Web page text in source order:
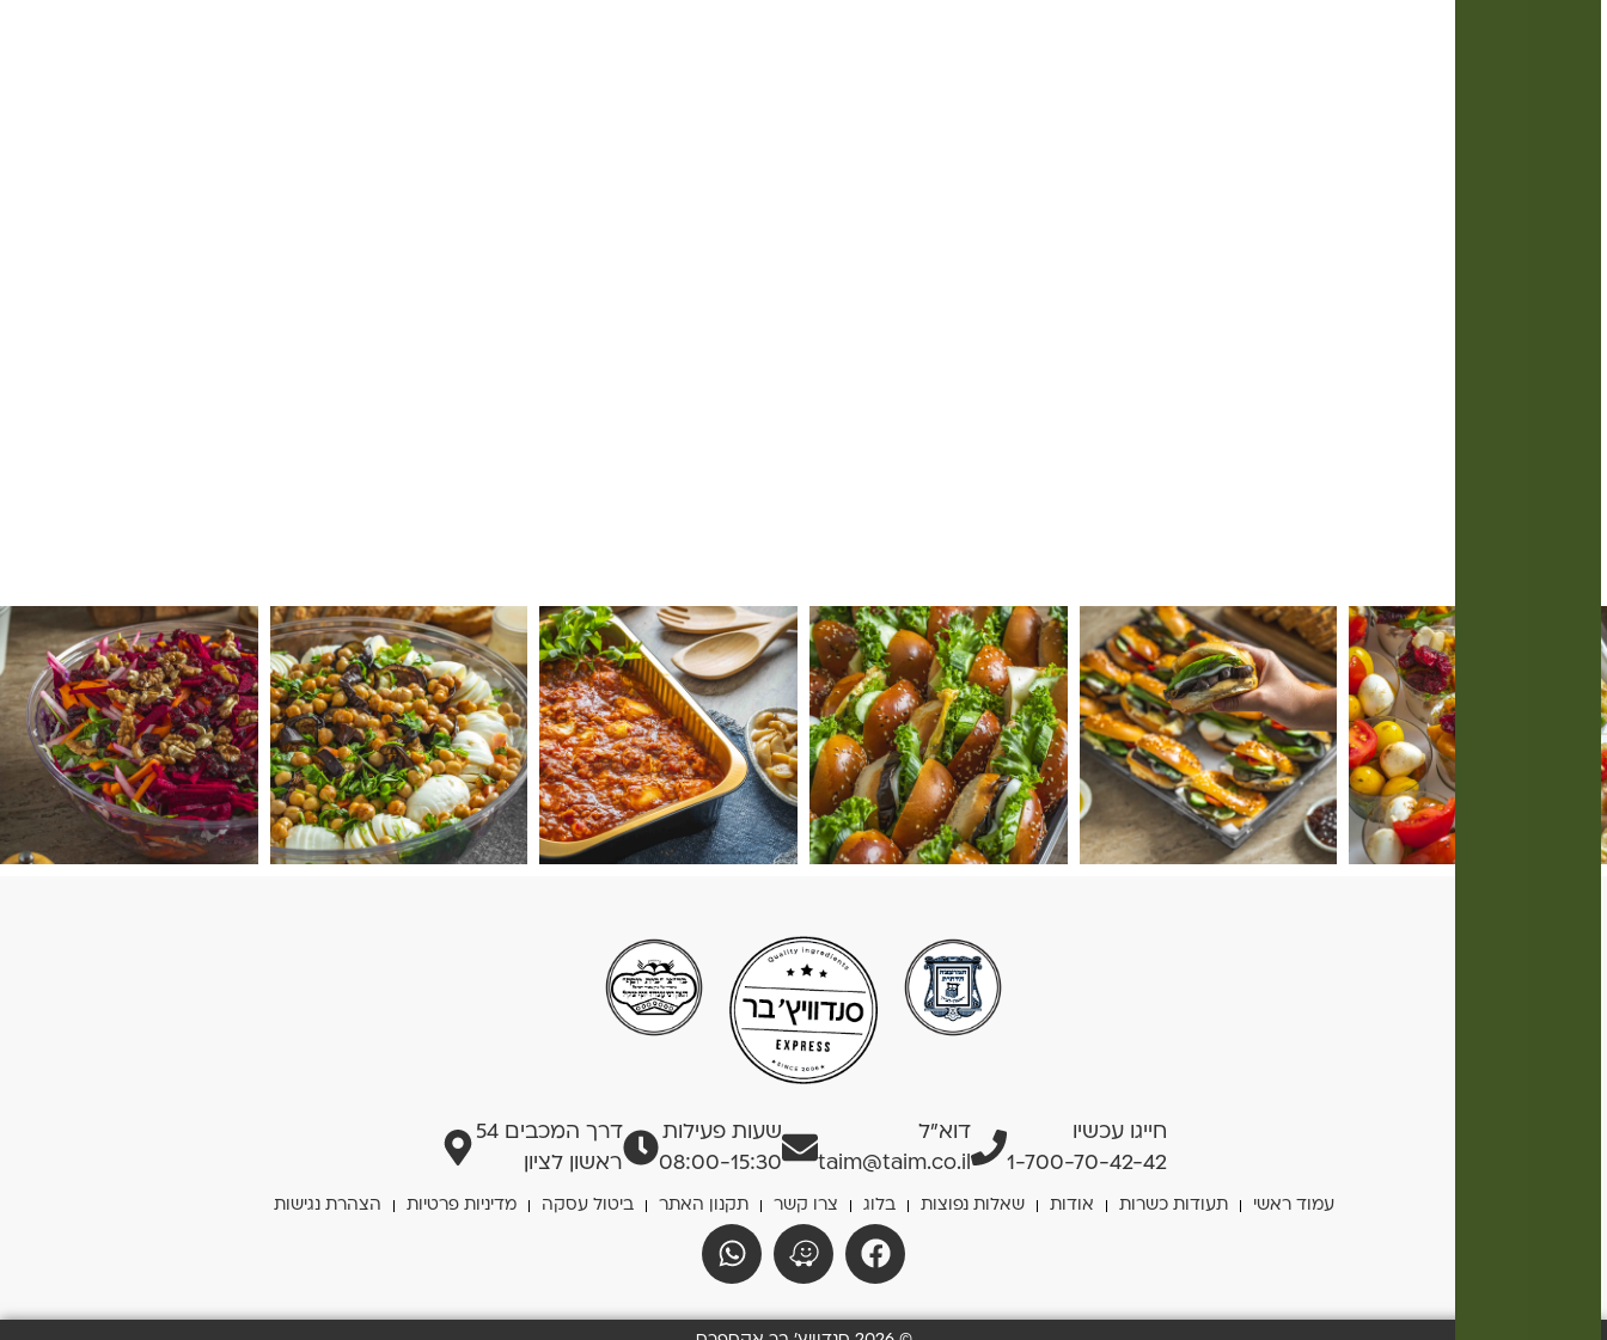
חייגו עכשיו
1-700-70-42-42
דוא”ל
taim@taim.co.il
שעות פעילות
08:00-15:30
דרך המכבים 54
ראשון לציון
עמוד ראשי תעודות כשרות אודות שאלות נפוצות בלוג צרו קשר תקנון האתר ביטול עסקה מדיניות פרטיות הצהרת נגישות